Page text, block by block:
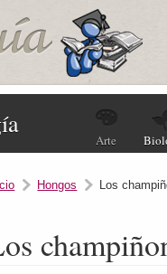
Arte
Hongos Los